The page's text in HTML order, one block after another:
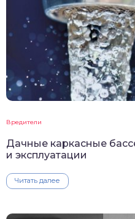
Вредители
Дачные каркасные
и эксплуатации
Читать далее